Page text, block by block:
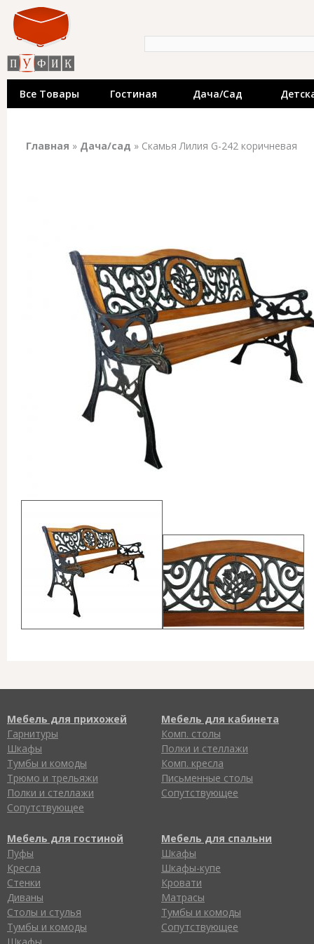
недорогой
выставки мебели
Все Товары Гостиная Дача/сад
Главная » Дача/сад » Скамья Лилия G-242 коричневая
Мебель для прихожей
Гарнитуры
Шкафы
Тумбы и комоды
Трюмо и трельяжи
Полки и стеллажи
Сопутствующее
Мебель для кабинета
Комп. столы
Полки и стеллажи
Комп. кресла
Письменные столы
Сопутствующее
Мебель для гостиной
Пуфы
Кресла
Стенки
Диваны
Столы и стулья
Тумбы и комоды
Мебель для спальни
Шкафы
Шкафы-купе
Кровати
Матрасы
Тумбы и комоды
Сопутствующее